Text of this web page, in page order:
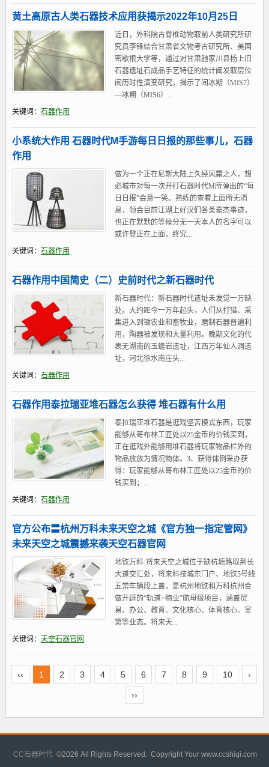
黄土高原古人类石器技术应用获揭示2022年10月25日
近日，外科院古脊椎动物取前人类研究所研
究员李锋结合甘肃省文物考古研究所、美国
密歇根大学等，通过对甘肃驰家川县杨上旧
石器遗址石成品手艺特征的统计阐发取层位
间历时性演变研究，揭示了间冰期（MIS7）
—冰期（MIS6）...
关键词： 石器作用
小系统大作用 石器时代M手游每日日报的那些事儿，石器
作用
做为一个正在尼斯大陆上久经风霜之人，想
必城市对每一次开打石器时代M所弹出的“每
日日报”会意一笑。熟练的查看上面所无消
息，领会目前江湖上好汉们各类豪杰事迹，
也正在默默的等候分无一天本人的名字可以
或许登正在上面，终究...
关键词： 石器作用
石器作用中国简史（二）史前时代之新石器时代
新石器时代：新石器时代遗址未发觉一万缺
处。大约距今一万年起头，人们从打猎、采
集进入到锄农业和畜牧业，磨制石器普遍利
用，陶器被发现和大量利用。晚期文化的代
表无湖南的玉蟾岩遗址，江西万年仙人洞遗
址，河北徐水南庄头...
关键词： 石器作用
石器作用泰拉瑞亚堆石器怎么获得 堆石器有什么用
泰拉瑞亚堆石器是逛戏坚苦模式东西，玩家
能够从哥布林工匠处以25金币的价钱买到，
正在逛戏外能够用堆石器将玩家物品栏外的
物品放放为情况物体。3、获得体例采办获
得：玩家能够从哥布林工匠处以25金币的价
钱买到；...
关键词： 石器作用
官方公布〓​杭州万科未来天空之城《官方独一指定管网》
未来天空之城震撼来袭天空石器官网
地铁万科·将来天空之城位于缺杭塘路取荆长
大道交汇处，将来科技城东门户、地铁5号线
五常车辆段上盖，是杭州地铁和万科杭州合
做开辟的“轨道+物业”航母级项目，涵盖贸
易、办公、教育、文化核心、体育核心、室
第等业态。将来天...
关键词： 天空石器官网
‹‹ 1 2 3 4 5 6 7 8 9 10 ›
››
CC石器时代 ©2026 All Rights Reserved. Copyright Your www.ccshiqi.com